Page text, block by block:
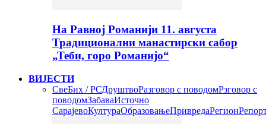
На Равној Романији 11. августа
Традиционални манастирски сабор
„Теби, горо Романијо“
ВИЈЕСТИ
СвеБих / РСДруштвоРазговор с поводомРзговор с
поводомЗабаваИсточно
СарајевоКултураОбразовањеПривредаРегион